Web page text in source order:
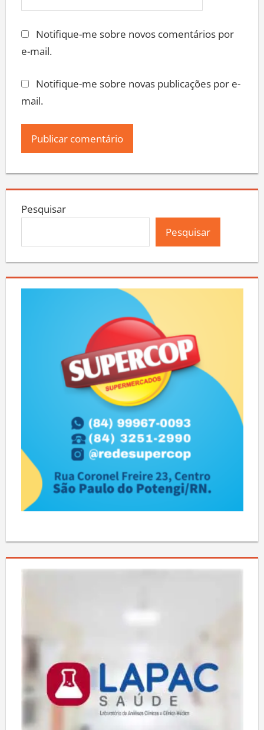
Notifique-me sobre novos comentários por
e-mail.
Notifique-me sobre novas publicações por e-
mail.
Pesquisar
Pesquisar